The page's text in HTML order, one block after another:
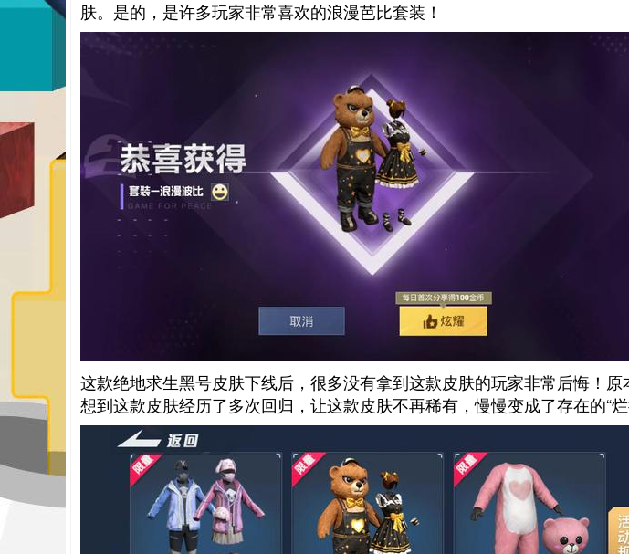
肤。是的，是许多玩家非常喜欢的浪漫芭比套装！
这款绝地求生黑号皮肤下线后，很多没有拿到这款皮肤的玩家非常后悔！
想到这款皮肤经历了多次回归，让这款皮肤不再稀有，慢慢变成了存在的“烂